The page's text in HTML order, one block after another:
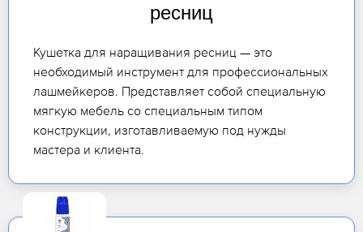
ресниц
Кушетка для наращивания ресниц — это
необходимый инструмент для профессиональных
лашмейкеров. Представляет собой специальную
мягкую мебель со специальным типом
конструкции, изготавливаемую под нужды
мастера и клиента.